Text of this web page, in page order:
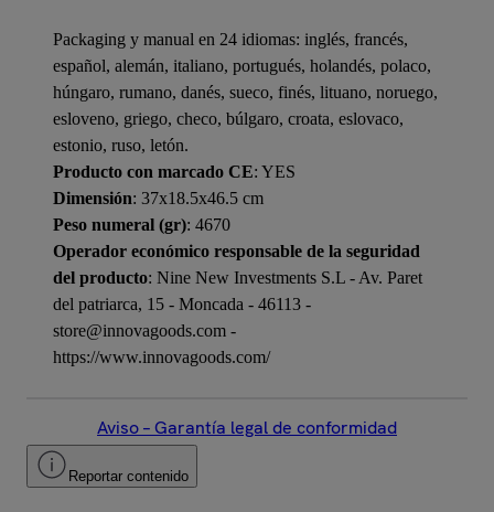
Packaging y manual en 24 idiomas: inglés, francés,
español, alemán, italiano, portugués, holandés, polaco,
húngaro, rumano, danés, sueco, finés, lituano, noruego,
esloveno, griego, checo, búlgaro, croata, eslovaco,
estonio, ruso, letón.
Producto con marcado CE: YES
Dimensión: 37x18.5x46.5 cm
Peso numeral (gr): 4670
Operador económico responsable de la seguridad
del producto: Nine New Investments S.L - Av. Paret
del patriarca, 15 - Moncada - 46113 -
store@innovagoods.com -
https://www.innovagoods.com/
Aviso – Garantía legal de conformidad
Reportar contenido